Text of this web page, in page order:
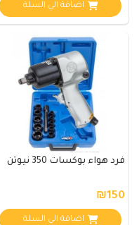
اضافة الي السلة
فرد هواء بوكسات 350 نيوتن
₪150
اضافة الي السلة